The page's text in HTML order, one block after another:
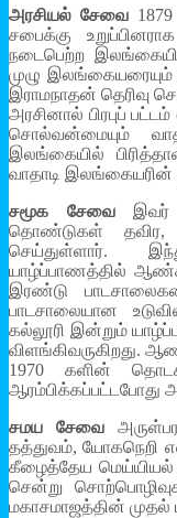
அரசியல் சேவை
சபைக்கு
நடைபெற்ற
முழு இலங்கையரையும்
இராமநாதன் தெரிவு
அரசினால் பிரபுப்
சொல்வன்மையும்
இலங்கையில்
வாதாடி
சமூக சேவைஇவர்
தொண்டுகள் தவிர,
செய்துள்ளார்.
யாழ்ப்பாணத்தில்
இரண்டு
பாடசாலையான
கல்லூரி இன்றும்
விளங்கிவருகிறது.
1970 களின்
ஆரம்பிக்கப்பட்டபோது
சமய சேவை
தத்துவம், யோகநெறி
கீழைத்தேய மெய்யியல்
சென்று
மகாசமாஜத்தின் முதல்